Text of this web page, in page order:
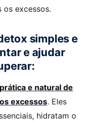
os excessos.
simples e
e ajudar
e natural de
excessos. Eles
hidratam o